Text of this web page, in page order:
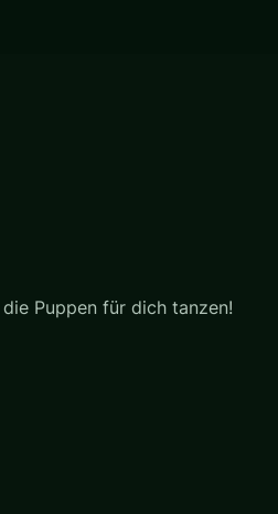
Puppen für dich tanzen!